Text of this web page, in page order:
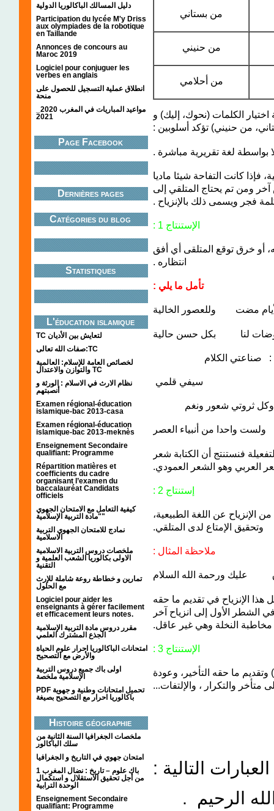
دليل المسالك الباكالوريا الدولية
Participation du lycée M'y Driss
aux olympiades de la robotique
en Taillande
Annonces de concours au
Maroc 2019
Logiciel pour conjuguer les
verbes en anglais
انطلاق عملية التسجيل للحصول على
منحة
2021
Page Facebook
Dernières pages
Catégories du blog
Statistiques
L'éducation islamique
TC لتعايش بين الأديان
صفات الله تعالى:TC
لخصائص العامة للإسلام: العالمية
والتوازن والاعتدال TC
نظام الارث في الاسلام : الورثة و
أنصبتهم
Examen régional-éducation
islamique-bac 2013-casa
Examen régional-éducation
islamique-bac 2013-meknès
Enseignement Secondaire
qualifiant: Programme
Répartition matières et
coefficients du cadre
organisant l’examen du
baccalauréat Candidats
officiels
كيفية التعامل مع الامتحان الجهوي
"مادة التربية الإسلامية"
نمادج للامتحان الجهوي التربية
الاسلامية
ملخصات دروس التربية الاسلامية
الاولى بكالوريا الشعب العلمية و
التقنية
تمارين و خطاطة روعة شاملة للإرث
مع الحلول
Logiciel pour aider les
enseignants à gérer facilement
et efficacement leurs notes.
مقرر دروس مادة التربية الإسلامية
الجذع المشترك العلمي
امتحانات الباكالوريا احرار علوم الحياة
والأرض مع التصحيح
اولى باك جميع دروس التربية
الإسلامية ملخصة
PDF تحميل امتحانات وطنية و جهوية
باكالوريا احرار مع التصحيح بصيغة
Histoire géographie
ملخصات الجغرافيا السنة الثانية من
سلك الباكالور
امتحان جهوي في التاريخ و الجغرافيا
1 باك علوم – تاريخ : نضال المغرب
من أجل تحقيق الاستقلال و استكمال
الوحدة الترابية
Enseignement Secondaire
qualifiant: Programme
من بستاني
من حنيني
من أحلامي
الكلمات (نحوك، إليك) و
من حنيني) تؤكد أسلوبين :
فإذا كانت التفاحة شيئا ماديا
ومن تم يحتاج المتلقي إلى
فجر ويسمى ذلك بالإنزياح .
الإستنتاج 1 :
أو خرق توقع المتلقى أي أفق
انتظاره .
تأمل ما يلي :
مضت وللعصور الخالية
لنا بكل حسن حالية
: صناعتي الكلام
قلمي
شعور ونغم
من أنبياء العصر
فنستنتج أن الكتابة شعر
العربي وهو الشعر العمودي.
إستنتاج 2 :
عن اللغة الطبيعية،
وتحقيق الإمتاع لدى المتلقي.
ملاحظة المثال :
عليك ورحمة الله السلام
الإنزياح في تقديم ما حقه
الشطر الأول إلى انزياح آخر
النخلة وهي غير عاقل.
الإستنتاج 3 :
وتقديم ما حقه التأخير، وعودة
متأخر والتكرار ، والإلتفات...
التالية :
الرحيم .